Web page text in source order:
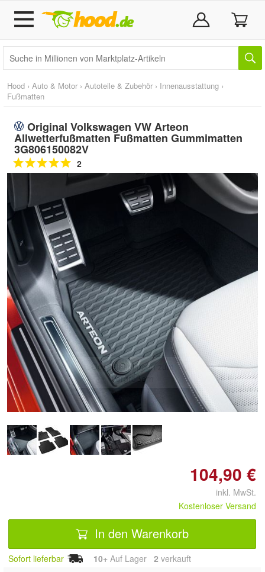
Hood › Auto & Motor › Autoteile & Zubehör › Innenausstattung ›
Fußmatten
Original Volkswagen VW Arteon
Allwetterfußmatten Fußmatten Gummimatten
3G806150082V
2
Doppelt antippen zum
vergrößern
104,90 €
inkl. MwSt.
Kostenloser Versand
In den Warenkorb
Sofort lieferbar 10+ Auf Lager 2 verkauft